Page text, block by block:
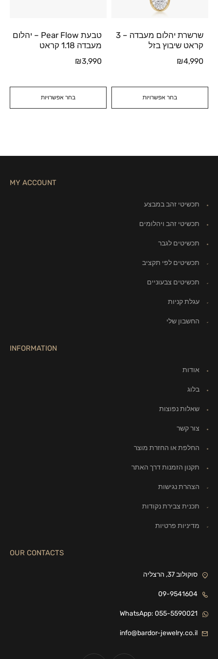
בחר אפשרויות
שרשרת יהלום מעבדה – 3
קראט שיבוץ בזל
₪4,990
בחר אפשרויות
טבעת Pear Flow – יהלום
מעבדה 1.18 קראט
₪3,990
MY ACCOUNT
תכשיטי זהב במבצע
תכשיטי זהב ויהלומים
תכשיטים לגבר
תכשיטים לפי תקציב
תכשיטים צבעוניים
עגלת קניות
החשבון שלי
INFORMATION
אודות
בלוג
שאלות נפוצות
צור קשר
החלפת או החזרת מוצר
תקנון הזמנות דרך האתר
הצהרת נגישות
תכנית צבירת נקודות
מדיניות פרטיות
OUR CONTACTS
סוקולוב 37, הרצליה
09-9541604
WhatsApp: 055-5590021
info@bardor-jewelry.co.il